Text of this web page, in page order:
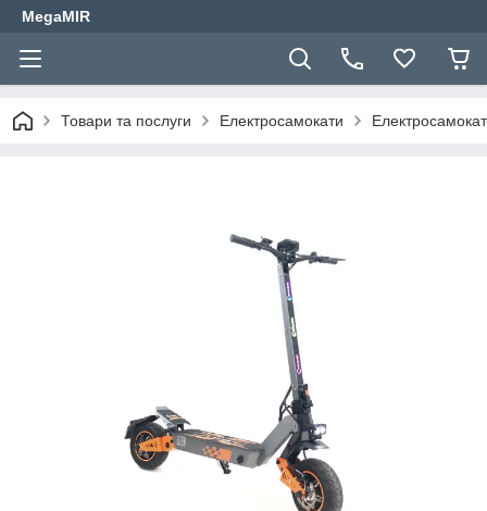
MegaMIR
Товари та послуги Електросамокати